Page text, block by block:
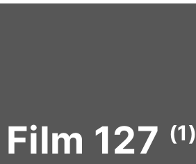
Film 127 (1)